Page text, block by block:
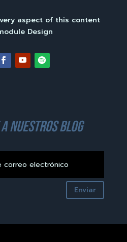
aspect of this content
Design
nuestros blog
Enviar